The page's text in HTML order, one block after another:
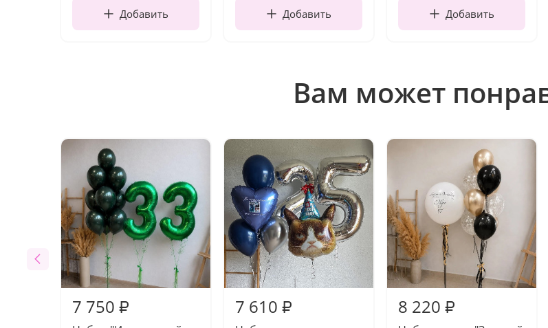
Добавить Добавить Добавить
Вам может
7 750 ₽ 7 610 ₽ 8 220 ₽